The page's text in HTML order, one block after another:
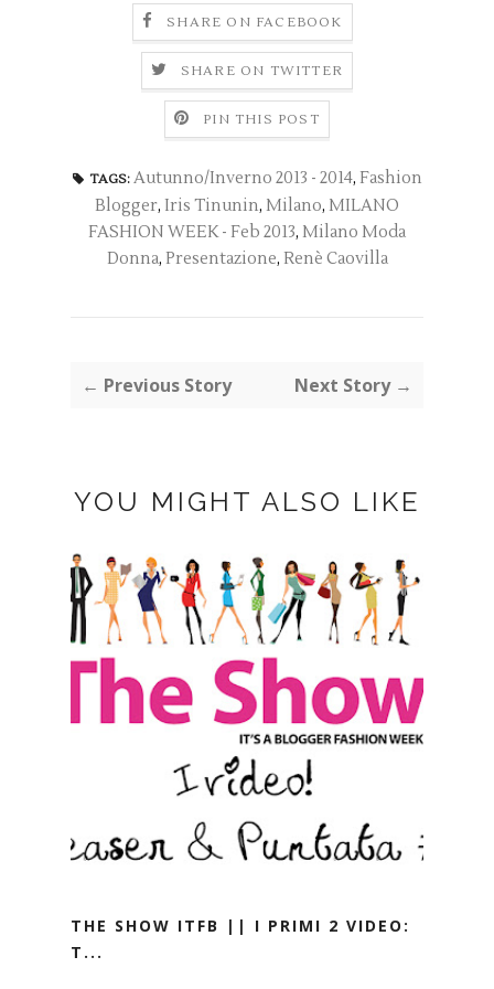
SHARE ON FACEBOOK
SHARE ON TWITTER
PIN THIS POST
TAGS: Autunno/Inverno 2013 - 2014, Fashion
Blogger, Iris Tinunin, Milano, MILANO
FASHION WEEK - Feb 2013, Milano Moda
Donna, Presentazione, Renè Caovilla
← Previous Story Next Story →
YOU MIGHT ALSO LIKE
THE SHOW ITFB || I PRIMI 2 VIDEO:
T...